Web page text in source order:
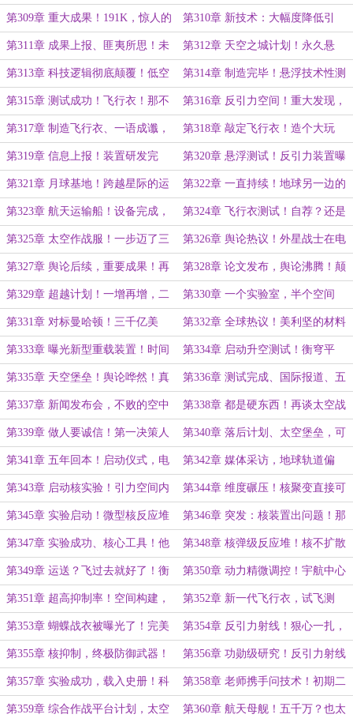
结构松散、性能惊人…… 好，本来就是这样的！
第309章 重大成果！191K，惊人的
新特性……
第310章 新技术：大幅度降低引
力！这才是真正的大发现！
第311章 成果上报、匪夷所思！未
来技术，远超现有科技……
第312章 天空之城计划！永久悬
浮，这才叫高科技！
第313章 科技逻辑彻底颠覆！低空
同步，全局管控……
第314章 制造完毕！悬浮技术性测
试！
第315章 测试成功！飞行衣！那不
是科学，是魔法……
第316章 反引力空间！重大发现，
引力归零……
第317章 制造飞行衣、一语成谶，
模拟低重力星球！
第318章 敲定飞行衣！造个大玩
具！技术问题能闷头解决么！
第319章 信息上报！装置研发完
成，公开测试，这是什么黑科技！
第320章 悬浮测试！反引力装置曝
光！
第321章 月球基地！跨越星际的运
输船！
第322章 一直持续！地球另一边的
混乱，航天飞船登月计划！
第323章 航天运输船！设备完成，
真空腔体？拿来主义！
第324章 飞行衣测试！自荐？还是
让专业的人来吧……
第325章 太空作战服！一步迈了三
米多……
第326章 舆论热议！外星战士在电
磁实验室！这不是科学，是魔幻……
第327章 舆论后续，重要成果！再
次投稿《自然》，升职的窍门……
第328章 论文发布，舆论沸腾！颠
覆性的影响……
第329章 超越计划！一增再增，二
十个亿……
第330章 一个实验室，半个空间
站！还是省里快……
第331章 对标曼哈顿！三千亿美
元，大量碉堡，新型电站曝光……
第332章 全球热议！美利坚的材料
空白，顶尖科学家的烦恼……
第333章 曝光新型重载装置！时间
飞逝，衡穹平台制造完成……
第334章 启动升空测试！衡穹平
台，七人团队……
第335章 天空堡垒！舆论哗然！真
正的堡垒……
第336章 测试完成、国际报道、五
年赶超？科研平台的重要性……
第337章 新闻发布会，不败的空中
堡垒！张明浩出现了……
第338章 都是硬东西！再谈太空战
士，真正的飞行衣……
第339章 做人要诚信！第一决策人
破防：人家有超级天才，我们有吗！
第340章 落后计划、太空堡垒，可
控核聚变彻底被淘汰……
第341章 五年回本！启动仪式，电
力无穷无尽的时代……
第342章 媒体采访，地球轨道偏
离！地球的不同之处……
第343章 启动核实验！引力空间内
的核反应……
第344章 维度碾压！核聚变直接可
控了……
第345章 实验启动！微型核反应堆
装置，不合作也没什么？
第346章 突发：核装置出问题！那
不就代表成功了……
第347章 实验成功、核心工具！他
才是核专家……
第348章 核弹级反应堆！核不扩散
约束，大量宇航员需求……
第349章 运送？飞过去就好了！衡
穹平台被风吹走了……
第350章 动力精微调控！宇航中心
的训练，马岩：我要当宇航员……
第351章 超高抑制率！空间构建，
估计今年是没希望了……
第352章 新一代飞行衣，试飞测
试，差远了？差在哪里……
第353章 蝴蝶战衣被曝光了！完美
正方体，成果和功勋……
第354章 反引力射线！狠心一扎，
也太扎心了……
第355章 核抑制，终极防御武器！ 第356章 功勋级研究！反引力射线
的战略意义，验证？不可思议啊……
第357章 实验成功，载入史册！科
学的未来在ZXZ物理……
第358章 老师携手问技术！初期二
十个亿？全力支持！
第359章 综合作战平台计划，太空 第360章 航天母舰！五千万？也太